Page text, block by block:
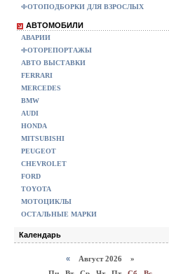
ФОТОПОДБОРКИ ДЛЯ ВЗРОСЛЫХ
АВТОМОБИЛИ
АВАРИИ
ФОТОРЕПОРТАЖЫ
АВТО ВЫСТАВКИ
FERRARI
MERCEDES
BMW
AUDI
HONDA
MITSUBISHI
PEUGEOT
CHEVROLET
FORD
TOYOTA
МОТОЦИКЛЫ
ОСТАЛЬНЫЕ МАРКИ
Календарь
« Август 2026 »